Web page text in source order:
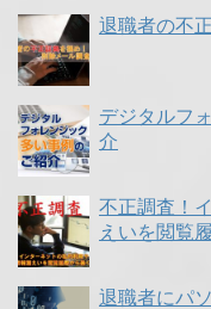
退職者の不
デジタルフ
介
不正調査！
えいを閲覧
退職者にパ